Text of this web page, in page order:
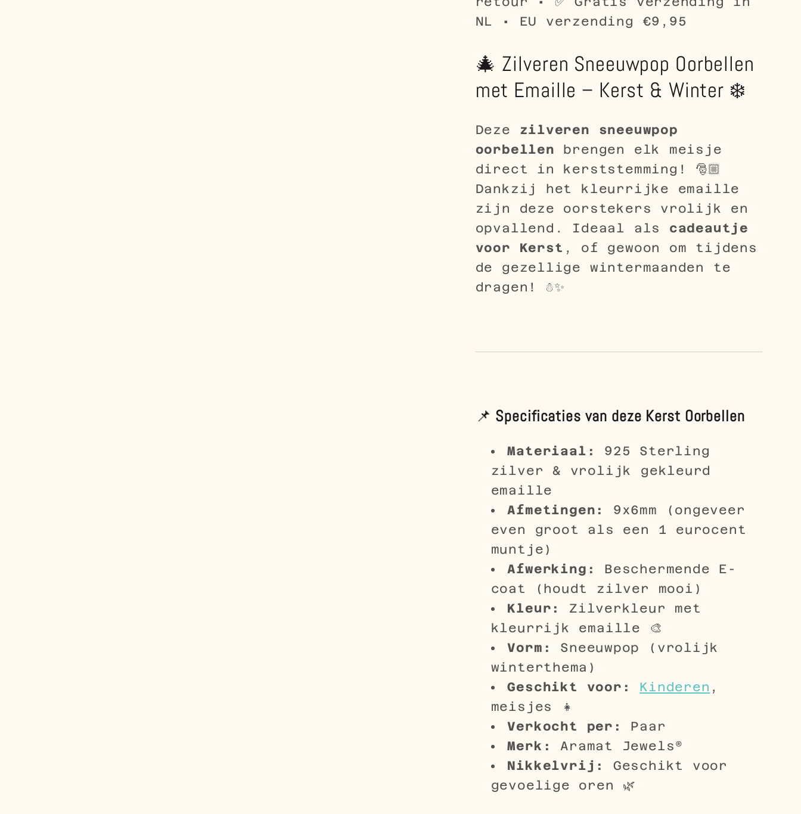
NL • EU verzending €9,95
🎄 Zilveren Sneeuwpop Oorbellen
met Emaille – Kerst & Winter ❄️
Deze zilveren sneeuwpop
oorbellen brengen elk meisje
direct in kerststemming! 🎅🏼
Dankzij het kleurrijke emaille
zijn deze oorstekers vrolijk en
opvallend. Ideaal als cadeautje
voor Kerst , of gewoon om tijdens
de gezellige wintermaanden te
dragen! ☃️✨
📌 Specificaties van deze Kerst Oorbellen
Materiaal:
925 Sterling
zilver & vrolijk gekleurd
emaille
Afmetingen:
9x6mm (ongeveer
even groot als een 1 eurocent
muntje)
Afwerking:
Beschermende E-
coat (houdt zilver mooi)
Kleur:
Zilverkleur met
kleurrijk emaille 🎨
Vorm:
Sneeuwpop (vrolijk
winterthema)
Geschikt voor:
Kinderen ,
meisjes 👧
Verkocht per:
Paar
Merk:
Aramat Jewels®
Nikkelvrij:
Geschikt voor
gevoelige oren 🌿